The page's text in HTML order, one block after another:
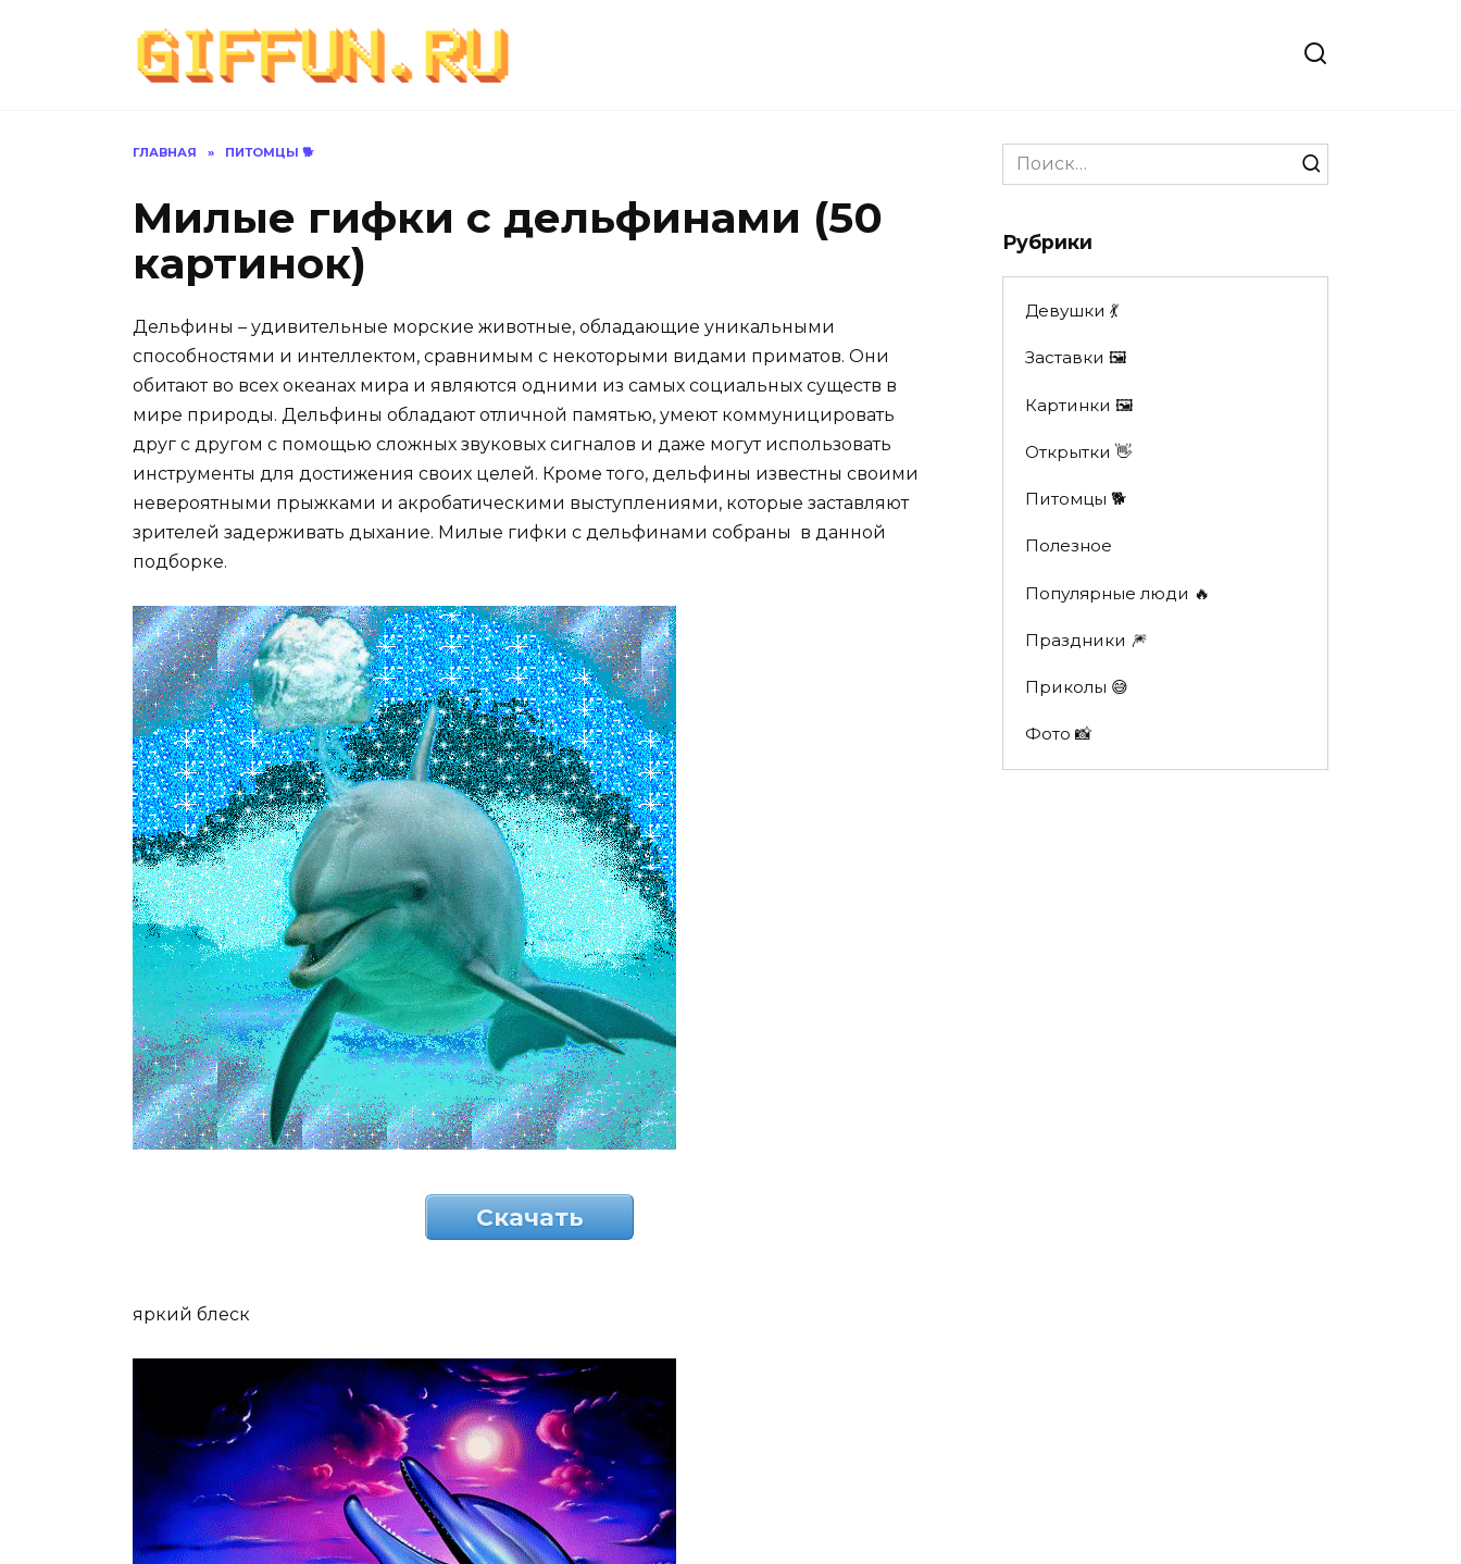
ГЛАВНАЯ » ПИТОМЦЫ 🐕
Милые гифки с дельфинами (50
картинок)
Дельфины – удивительные морские животные, обладающие уникальными
способностями и интеллектом, сравнимым с некоторыми видами приматов. Они
обитают во всех океанах мира и являются одними из самых социальных существ в
мире природы. Дельфины обладают отличной памятью, умеют коммуницировать
друг с другом с помощью сложных звуковых сигналов и даже могут использовать
инструменты для достижения своих целей. Кроме того, дельфины известны своими
невероятными прыжками и акробатическими выступлениями, которые заставляют
зрителей задерживать дыхание. Милые гифки с дельфинами собраны в данной
подборке.
Скачать
яркий блеск
Search
for:
Рубрики
Девушки 💃
Заставки 🖼
Картинки 🖼
Открытки 👋
Питомцы 🐕
Полезное
Популярные люди 🔥
Праздники 🎆
Приколы 😅
Фото 📸